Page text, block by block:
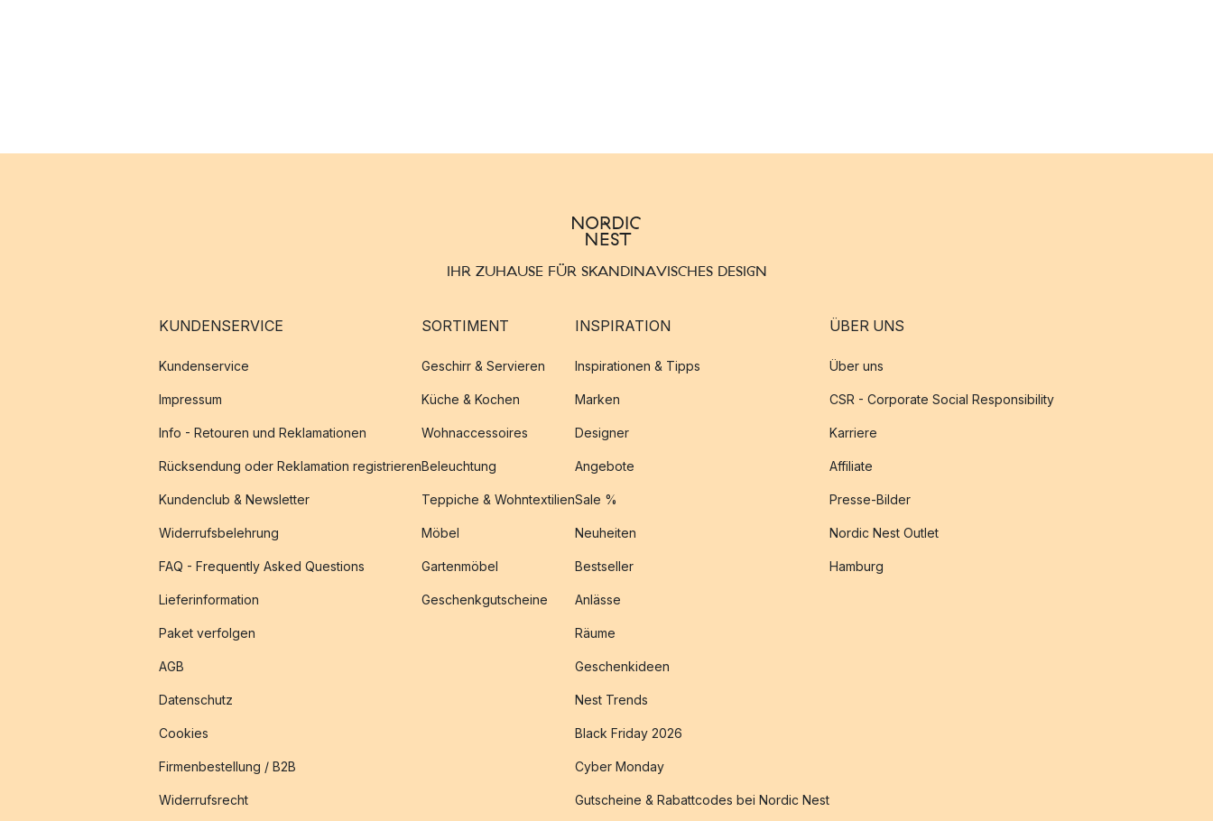
IHR ZUHAUSE FÜR SKANDINAVISCHES DESIGN
KUNDENSERVICE
Kundenservice
Impressum
Info - Retouren und Reklamationen
Rücksendung oder Reklamation registrieren
Kundenclub & Newsletter
Widerrufsbelehrung
FAQ - Frequently Asked Questions
Lieferinformation
Paket verfolgen
AGB
Datenschutz
Cookies
Firmenbestellung / B2B
Widerrufsrecht
SORTIMENT
Geschirr & Servieren
Küche & Kochen
Wohnaccessoires
Beleuchtung
Teppiche & Wohntextilien
Möbel
Gartenmöbel
Geschenkgutscheine
INSPIRATION
Inspirationen & Tipps
Marken
Designer
Angebote
Sale %
Neuheiten
Bestseller
Anlässe
Räume
Geschenkideen
Nest Trends
Black Friday 2026
Cyber Monday
Gutscheine & Rabattcodes bei Nordic Nest
ÜBER UNS
Über uns
CSR - Corporate Social Responsibility
Karriere
Affiliate
Presse-Bilder
Nordic Nest Outlet
Hamburg